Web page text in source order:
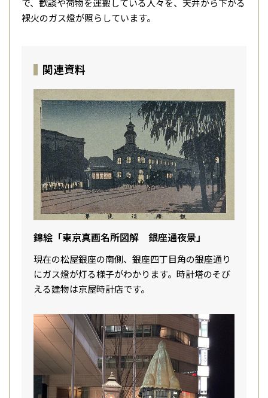
で、歓談や荷物を運搬している人々を、天井から下がる
裸火のガス燈が照らしています。
関連資料
錦絵「東京真画名所図解 銀座通夜景」
現在の松屋銀座の南側、銀座四丁目角の銀座通り
にガス燈が灯る様子がわかります。時計塔のそび
える建物は京屋時計店です。